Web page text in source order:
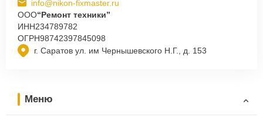
г. Саратов ул. им Чернышевского Н.Г., д. 153
info@nikon-fixmaster.ru
ООО“Ремонт техники”
ИНН234789782
ОГРН98742397845098
Меню